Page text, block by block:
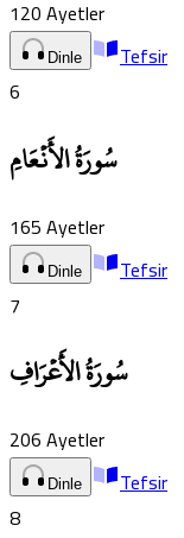
120Ayetler
Dinle
Tefsir
6
سُورَةُ الأَنۡعَامِ
165Ayetler
Dinle
Tefsir
7
سُورَةُ الأَعۡرَافِ
206Ayetler
Dinle
Tefsir
8